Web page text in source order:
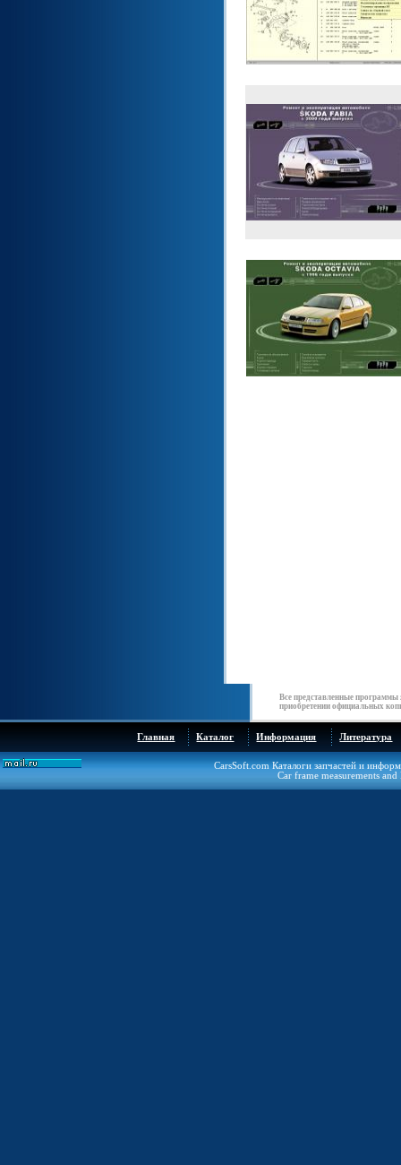
Все представленные
приобретении официальных
Главная Каталог Информация Литература
CarsSoft.com Каталоги запчастей и
Car frame measurements